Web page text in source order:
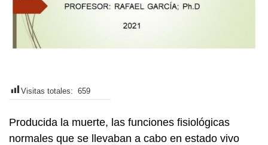
Visitas totales: 659
Producida la muerte, las funciones fisiológicas
normales que se llevaban a cabo en estado vivo